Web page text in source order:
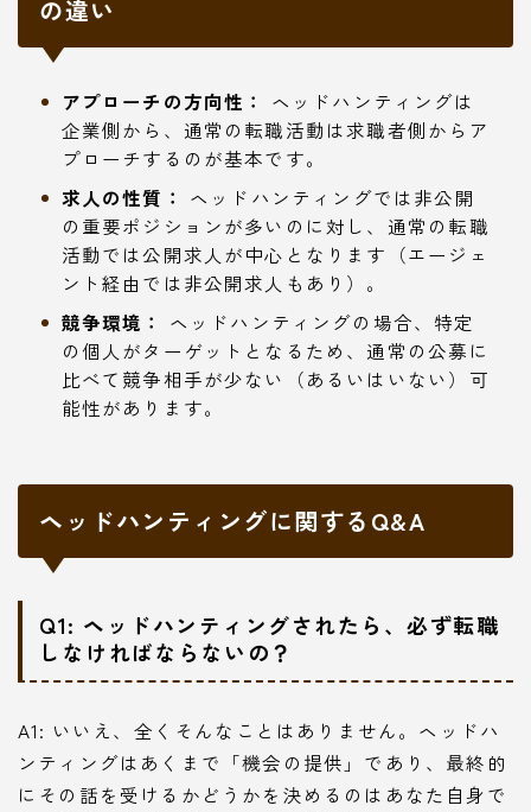
の違い
アプローチの方向性：
ヘッドハンティングは
企業側から、通常の転職活動は求職者側からア
プローチするのが基本です。
求人の性質：
ヘッドハンティングでは非公開
の重要ポジションが多いのに対し、通常の転職
活動では公開求人が中心となります（エージェ
ント経由では非公開求人もあり）。
競争環境：
ヘッドハンティングの場合、特定
の個人がターゲットとなるため、通常の公募に
比べて競争相手が少ない（あるいはいない）可
能性があります。
ヘッドハンティングに関するQ&A
Q1: ヘッドハンティングされたら、必ず転職
しなければならないの？
A1: いいえ、全くそんなことはありません。ヘッドハ
ンティングはあくまで「機会の提供」であり、最終的
にその話を受けるかどうかを決めるのはあなた自身で